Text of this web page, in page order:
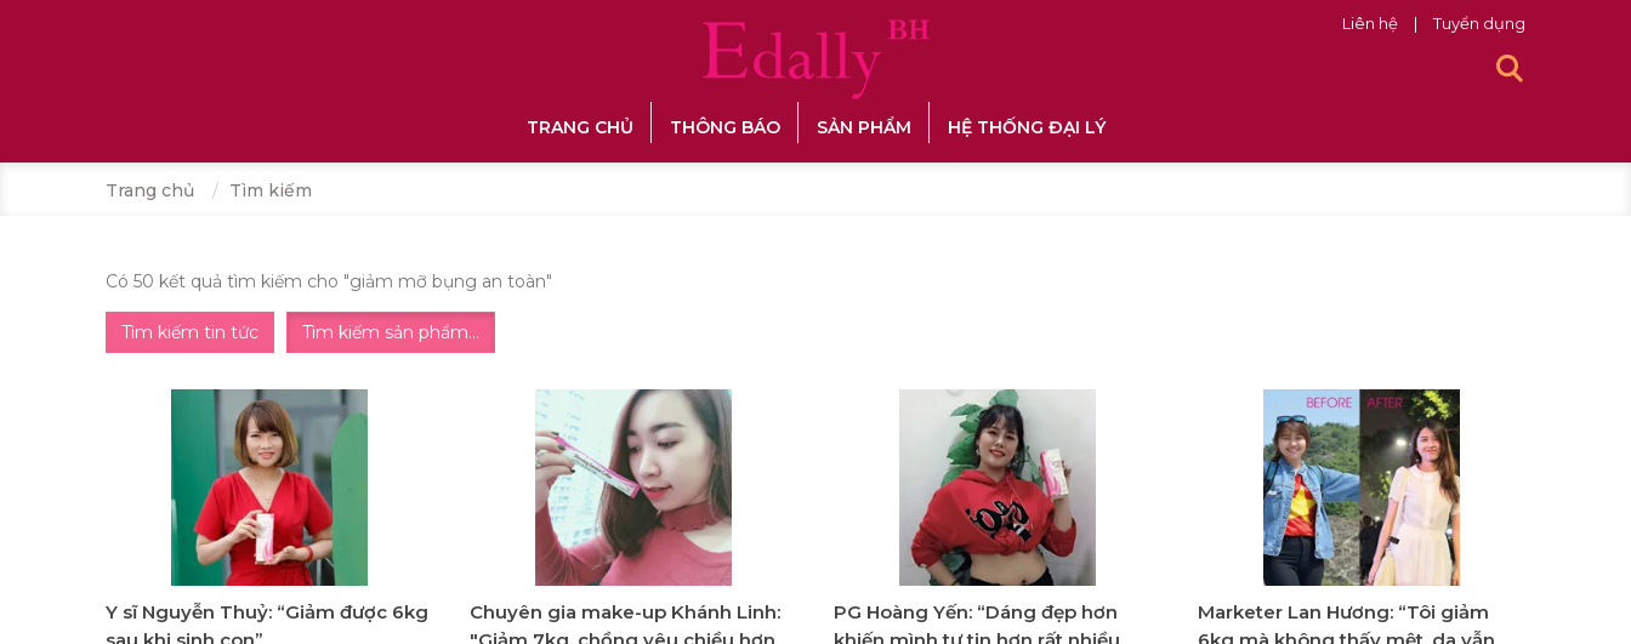
Liên hệ | Tuyển dụng
TRANG CHỦ THÔNG BÁO SẢN PHẨM HỆ THỐNG ĐẠI LÝ
Trang chủ Tìm kiếm
Có 50 kết quả tìm kiếm cho "giảm mỡ bụng an toàn"
Tìm kiếm tin tức Tìm kiếm sản phẩm...
Y sĩ Nguyễn Thuỷ: “Giảm được 6kg
Chuyên gia make-up Khánh Linh:
PG Hoàng Yến: “Dáng đẹp hơn
Marketer Lan Hương: “Tôi giảm